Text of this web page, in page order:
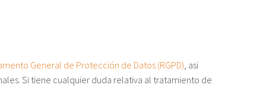
General de Protección de Datos (RGPD), asi
Si tiene cualquier duda relativa al tratamiento de